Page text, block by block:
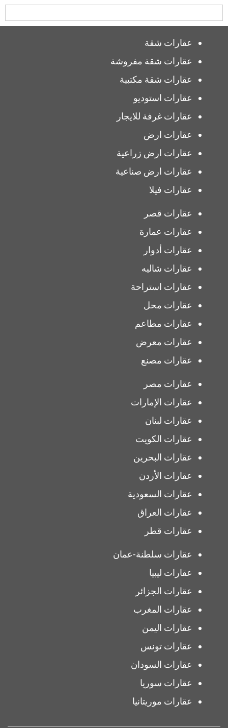
عقارات شقة
عقارات شقة مفروشة
عقارات شقة مكتبية
عقارات استوديو
عقارات غرفة للايجار
عقارات ارض
عقارات ارض زراعية
عقارات ارض صناعية
عقارات فيلا
عقارات قصر
عقارات عمارة
عقارات أدوار
عقارات شاليه
عقارات استراحة
عقارات محل
عقارات مطاعم
عقارات معرض
عقارات مصنع
عقارات مصر
عقارات الإمارات
عقارات لبنان
عقارات الكويت
عقارات البحرين
عقارات الأردن
عقارات السعودية
عقارات العراق
عقارات قطر
عقارات سلطنة-عمان
عقارات ليبيا
عقارات الجزائر
عقارات المغرب
عقارات اليمن
عقارات تونس
عقارات السودان
عقارات سوريا
عقارات موريتانيا